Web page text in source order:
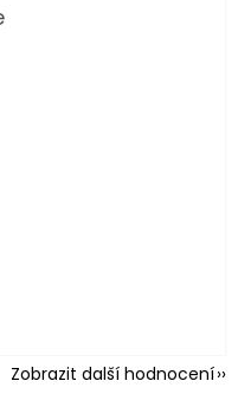
5 z 5 hvězdiček.
5 z 5 hvězdiček.
5 z 5 hvězdiček.
Zobrazit další hodnocení